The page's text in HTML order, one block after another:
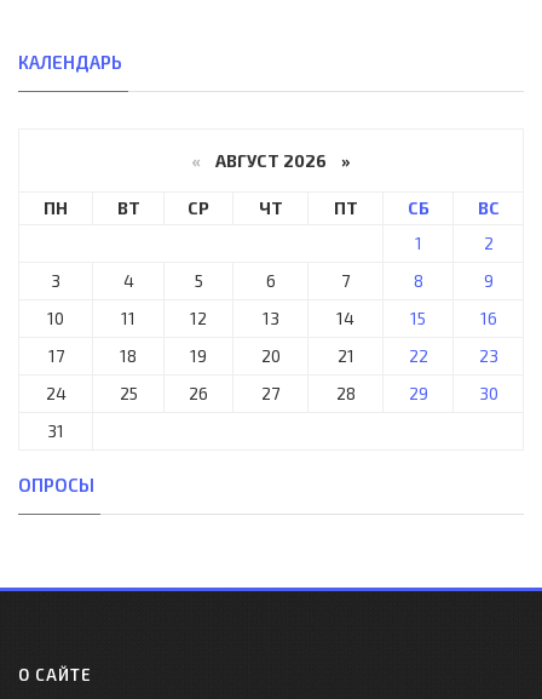
КАЛЕНДАРЬ
« АВГУСТ 2026 »
ПН ВТ СР ЧТ ПТ СБ
ВС
1
2
3
4 5 6 7 8
9
10
11 12 13 14 15
16
17
18 19 20 21 22
23
24
25 26 27 28 29
30
31
ОПРОСЫ
О САЙТЕ